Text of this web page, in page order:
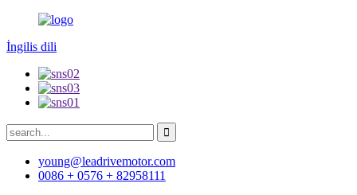
İngilis dili
young@leadrivemotor.com
0086 + 0576 + 82958111